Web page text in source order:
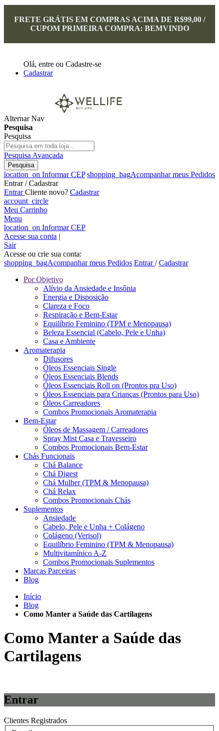
FRETE GRÁTIS EM COMPRAS ACIMA DE R$99,00 /
CUPOM PRIMEIRA COMPRA: BEMVINDO
Olá, entre ou Cadastre-se
Cadastrar
Alternar Nav
Pesquisa
Pesquisa
Pesquisa Avançada
Pesquisa
location_on Informar CEP shopping_bagAcompanhar meus Pedidos
Entrar / Cadastrar
EntrarCliente novo? Cadastrar
account_circle
Meu Carrinho
Menu
location_on Informar CEP
Acesse sua conta |
Sair
Acesse ou crie sua conta:
shopping_bagAcompanhar meus Pedidos Entrar/Cadastrar
Por Objetivo
Alívio da Ansiedade e Insônia
Energia e Disposição
Clareza e Foco
Respiração e Bem-Estar
Equilíbrio Feminino (TPM e Menopausa)
Beleza Essencial (Cabelo, Pele e Unha)
Casa e Ambiente
Aromaterapia
Difusores
Óleos Essenciais Single
Óleos Essenciais Blends
Óleos Essenciais Roll on (Prontos pra Uso)
Óleos Essenciais para Crianças (Prontos para Uso)
Óleos Carreadores
Combos Promocionais Aromaterapia
Bem-Estar
Óleos de Massagem / Carreadores
Spray Mist Casa e Travesseiro
Combos Promocionais Bem-Estar
Chás Funcionais
Chá Balance
Chá Digest
Chá Mulher (TPM & Menopausa)
Chá Relax
Combos Promocionais Chás
Suplementos
Ansiedade
Cabelo, Pele e Unha + Colágeno
Colágeno (Verisol)
Equilíbrio Feminino (TPM & Menopausa)
Multivitamínico A-Z
Combos Promocionais Suplementos
Marcas Parceiras
Blog
Início
Blog
Como Manter a Saúde das Cartilagens
Como Manter a Saúde das
Cartilagens
Entrar
Clientes Registrados